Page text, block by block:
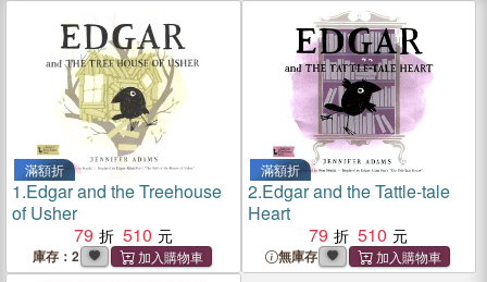
滿額折
1.Edgar and the Treehouse
of Usher
79
510
庫存：2
滿額折
2.Edgar and the Tattle-tale
Heart
79
510
無庫存